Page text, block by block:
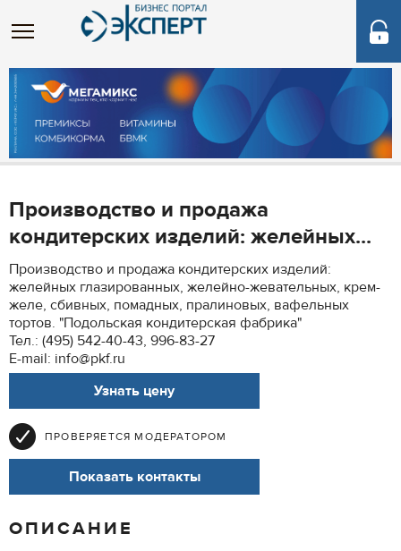
Производство и продажа
кондитерских изделий: желейных...
Производство и продажа кондитерских изделий:
желейных глазированных, желейно-жевательных, крем-
желе, сбивных, помадных, пралиновых, вафельных
тортов. "Подольская кондитерская фабрика"
Тел.: (495) 542-40-43, 996-83-27
E-mail: info@pkf.ru
Узнать цену
ПРОВЕРЯЕТСЯ МОДЕРАТОРОМ
Показать контакты
ОПИСАНИЕ